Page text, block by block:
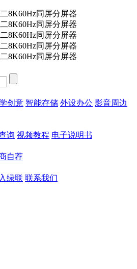
创意 智能存储 外设办公 影音周边
询 视频教程 电子说明书
自荐
绿联 联系我们